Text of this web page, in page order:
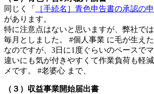
同じく「
［手続名］青色申告書の承認の
があります。
特に注意点はないと思いますが、弊社で
毎月としました。 #個人事業 に毛が生え
なのですが、3日に1度ぐらいのペースで
違いにも気が付きやすくて作業負荷も軽
メです。 #老婆心 まで、
（３）収益事業開始届出書